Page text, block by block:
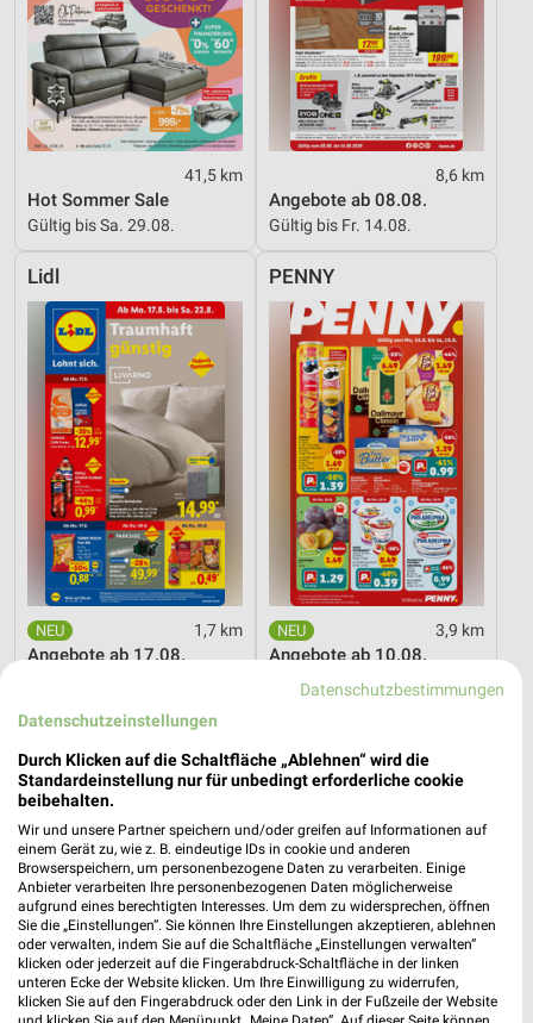
41,5 km
Hot Sommer Sale
Gültig bis Sa. 29.08.
8,6 km
Angebote ab 08.08.
Gültig bis Fr. 14.08.
Lidl
1,7 km
Angebote ab 17.08.
PENNY
3,9 km
Angebote ab 10.08.
Gültig bis Sa. 15.08.
Kaufland
Datenschutzbestimmungen
Datenschutzeinstellungen
Durch Klicken auf die Schaltfläche „Ablehnen“ wird die
Standardeinstellung nur für unbedingt erforderliche cookie
beibehalten.
Wir und unsere Partner speichern und/oder greifen auf Informationen auf
einem Gerät zu, wie z. B. eindeutige IDs in cookie und anderen
Browserspeichern, um personenbezogene Daten zu verarbeiten. Einige
Anbieter verarbeiten Ihre personenbezogenen Daten möglicherweise
aufgrund eines berechtigten Interesses. Um dem zu widersprechen, öffnen
Sie die „Einstellungen“. Sie können Ihre Einstellungen akzeptieren, ablehnen
oder verwalten, indem Sie auf die Schaltfläche „Einstellungen verwalten“
klicken oder jederzeit auf die Fingerabdruck-Schaltfläche in der linken
unteren Ecke der Website klicken. Um Ihre Einwilligung zu widerrufen,
klicken Sie auf den Fingerabdruck oder den Link in der Fußzeile der Website